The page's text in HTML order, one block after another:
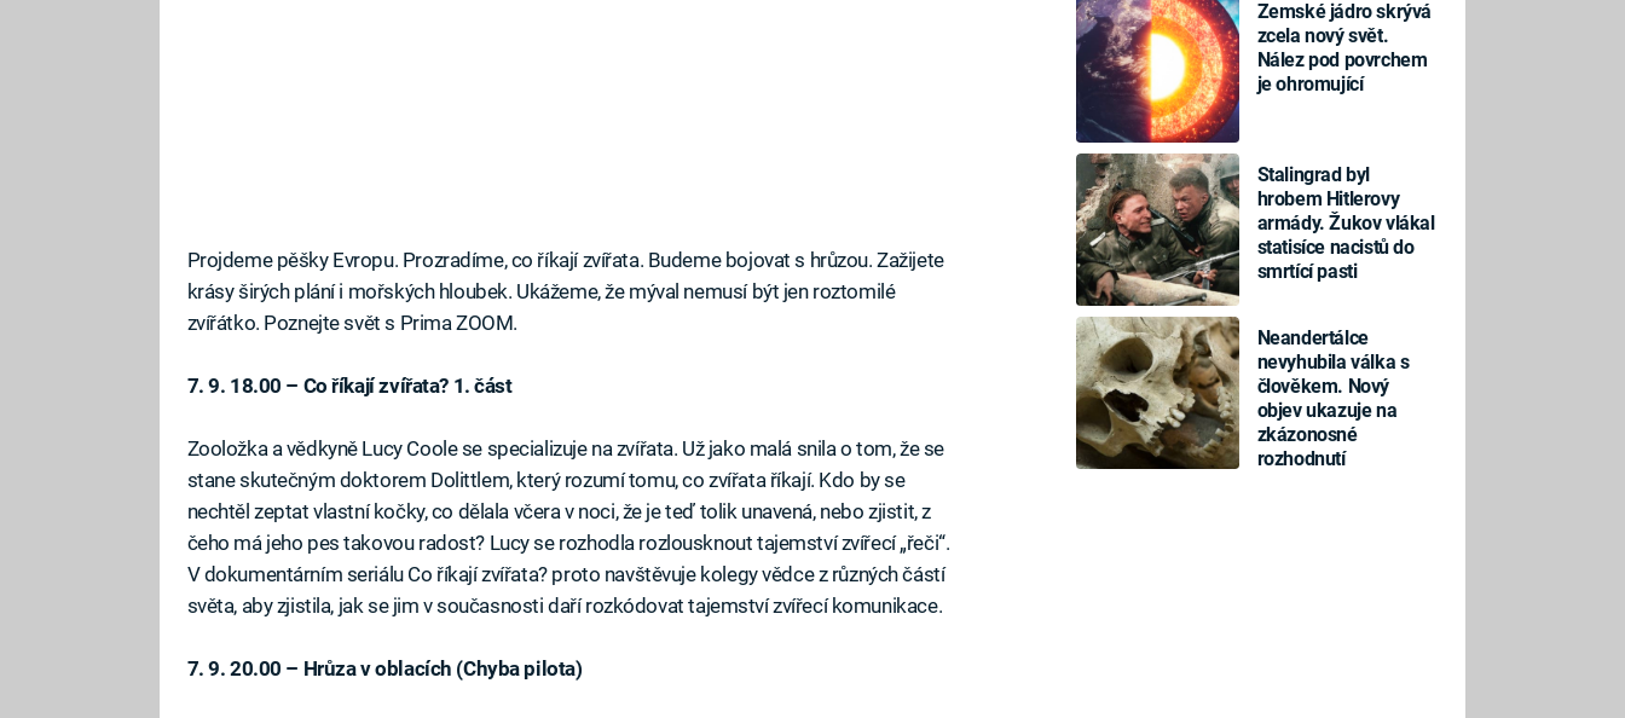
Zemské jádro skrývá
zcela nový svět.
Nález pod povrchem
je ohromující
Stalingrad byl
hrobem Hitlerovy
armády. Žukov vlákal
statisíce nacistů do
smrtící pasti
Neandertálce
nevyhubila válka s
člověkem. Nový
objev ukazuje na
zkázonosné
rozhodnutí
Projdeme pěšky Evropu. Prozradíme, co říkají zvířata. Budeme bojovat s hrůzou. Zažijete
krásy širých plání i mořských hloubek. Ukážeme, že mýval nemusí být jen roztomilé
zvířátko. Poznejte svět s Prima ZOOM.
7. 9. 18.00 – Co říkají zvířata? 1. část
Zooložka a vědkyně Lucy Coole se specializuje na zvířata. Už jako malá snila o tom, že se
stane skutečným doktorem Dolittlem, který rozumí tomu, co zvířata říkají. Kdo by se
nechtěl zeptat vlastní kočky, co dělala včera v noci, že je teď tolik unavená, nebo zjistit, z
čeho má jeho pes takovou radost? Lucy se rozhodla rozlousknout tajemství zvířecí „řeči“.
V dokumentárním seriálu Co říkají zvířata? proto navštěvuje kolegy vědce z různých částí
světa, aby zjistila, jak se jim v současnosti daří rozkódovat tajemství zvířecí komunikace.
7. 9. 20.00 – Hrůza v oblacích (Chyba pilota)